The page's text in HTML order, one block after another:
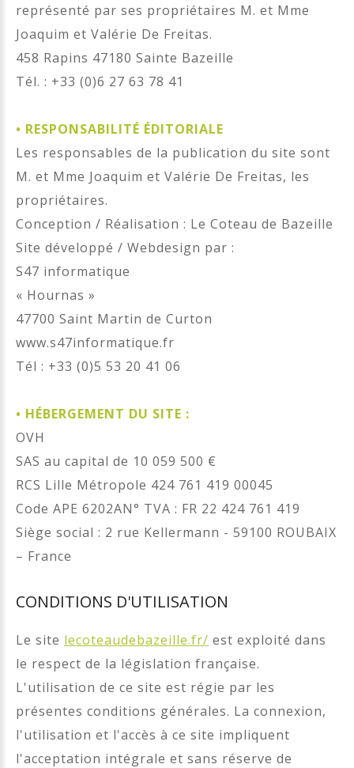
représenté par ses propriétaires M. et Mme
Joaquim et Valérie De Freitas.
458 Rapins 47180 Sainte Bazeille
Tél. : +33 (0)6 27 63 78 41
• RESPONSABILITÉ ÉDITORIALE
Les responsables de la publication du site sont
M. et Mme Joaquim et Valérie De Freitas, les
propriétaires.
Conception / Réalisation : Le Coteau de Bazeille
Site développé / Webdesign par :
S47 informatique
« Hournas »
47700 Saint Martin de Curton
www.s47informatique.fr
Tél : +33 (0)5 53 20 41 06
• HÉBERGEMENT DU SITE :
OVH
SAS au capital de 10 059 500 €
RCS Lille Métropole 424 761 419 00045
Code APE 6202AN° TVA : FR 22 424 761 419
Siège social : 2 rue Kellermann - 59100 ROUBAIX
– France
CONDITIONS D'UTILISATION
Le site lecoteaudebazeille.fr/ est exploité dans
le respect de la législation française.
L'utilisation de ce site est régie par les
présentes conditions générales. La connexion,
l'utilisation et l'accès à ce site impliquent
l'acceptation intégrale et sans réserve de